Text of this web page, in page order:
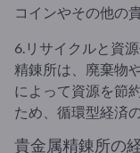
コインやその他の
6.リサイクルと資源
精錬所は、廃棄物
によって資源を節
ため、循環型経済
貴金属精錬所の